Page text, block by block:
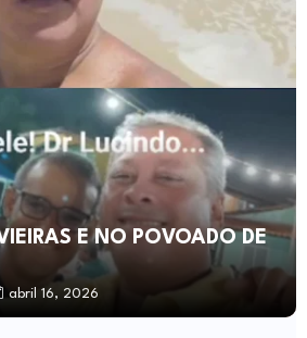
E NO POVOADO DE
abril 16, 2026